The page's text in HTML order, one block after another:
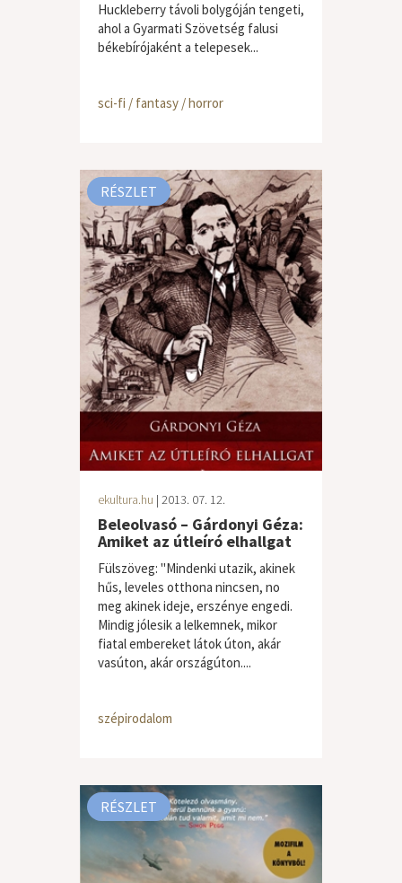
Huckleberry távoli bolygóján tengeti,
ahol a Gyarmati Szövetség falusi
békebírójaként a telepesek...
sci-fi / fantasy / horror
RÉSZLET
ekultura.hu | 2013. 07. 12.
Beleolvasó – Gárdonyi Géza:
Amiket az útleíró elhallgat
Fülszöveg: "Mindenki utazik, akinek
hűs, leveles otthona nincsen, no
meg akinek ideje, erszénye engedi.
Mindig jólesik a lelkemnek, mikor
fiatal embereket látok úton, akár
vasúton, akár országúton....
szépirodalom
RÉSZLET